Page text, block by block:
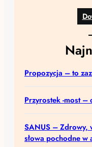
Propozycja – to
Przyrostek -most –
SANUS – Zdrowy,
słowa pochodne